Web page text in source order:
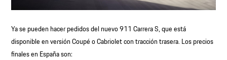
Ya se pueden hacer pedidos del nuevo 911 Carrera S, que está
disponible en versión Coupé o Cabriolet con tracción trasera. Los precios
finales en España son: